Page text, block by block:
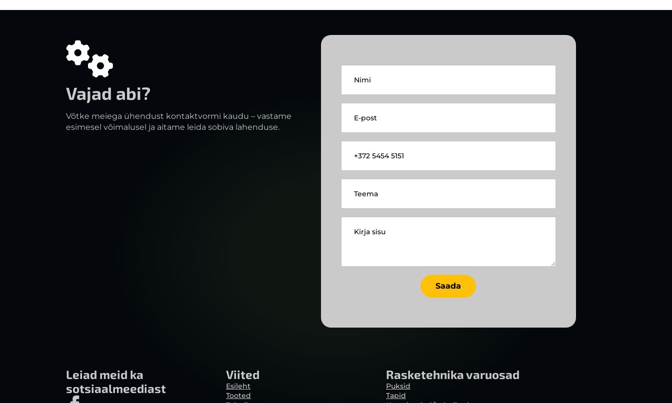
Vajad abi?
Võtke meiega ühendust kontaktvormi kaudu – vastame
esimesel võimalusel ja aitame leida sobiva lahenduse.
Nimi
E-
post
Tel.
Teema
Kirja
sisu
Saada
Leiad meid ka
sotsiaalmeediast
Viited
Esileht
Tooted
Rasketehnika varuosad
Puksid
Tapid